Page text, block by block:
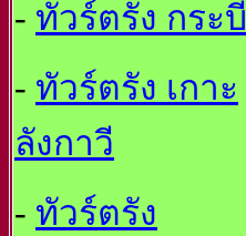
- ทัวร์ตรัง กระบี่
- ทัวร์ตรัง เกาะ
ลังกาวี
- ทัวร์ตรัง